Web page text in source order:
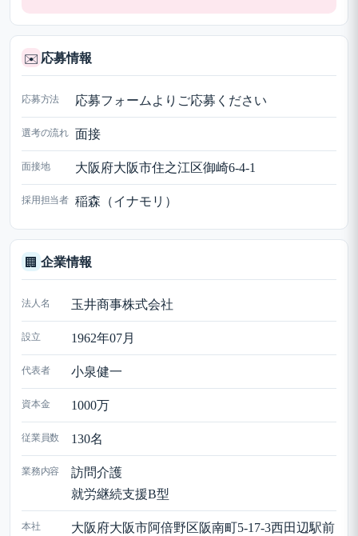
✉️ 応募情報
応募方法 応募フォームよりご応募ください
選考の流れ 面接
面接地 大阪府大阪市住之江区御崎6-4-1
採用担当者 稲森（イナモリ）
🏢 企業情報
法人名 玉井商事株式会社
設立 1962年07月
代表者 小泉健一
資本金 1000万
従業員数 130名
業務内容
訪問介護
就労継続支援B型
本社
大阪府大阪市阿倍野区阪南町5-17-3西田辺駅前